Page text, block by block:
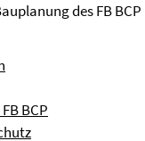
des FB
BCP